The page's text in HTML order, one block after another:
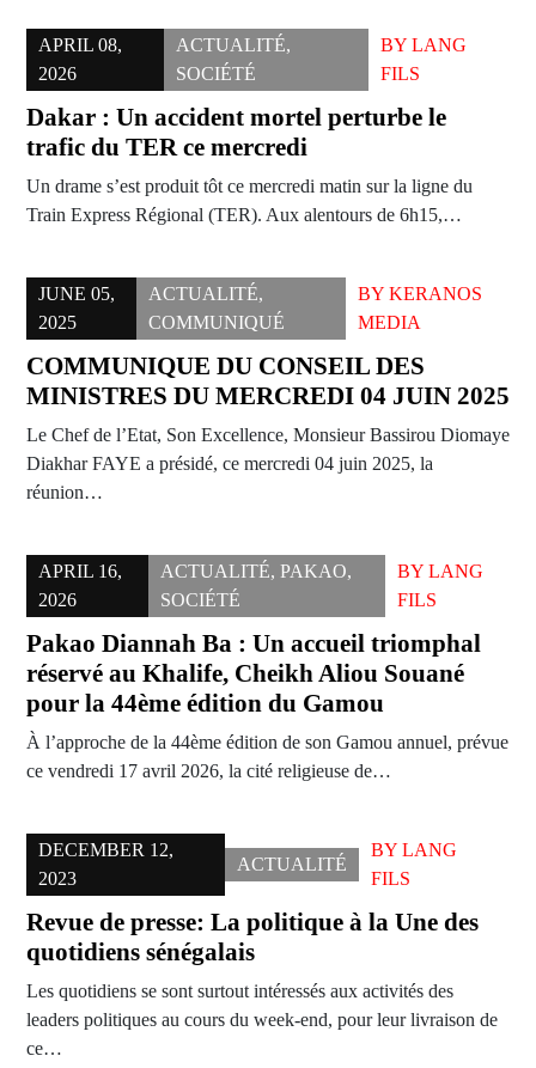
APRIL 08,
2026
ACTUALITÉ,
SOCIÉTÉ
BY LANG
FILS
Dakar : Un accident mortel perturbe le
trafic du TER ce mercredi
Un drame s’est produit tôt ce mercredi matin sur la ligne du
Train Express Régional (TER). Aux alentours de 6h15,…
JUNE 05,
2025
ACTUALITÉ,
COMMUNIQUÉ
BYKERANOS
MEDIA
COMMUNIQUE DU CONSEIL DES
MINISTRES DU MERCREDI 04 JUIN 2025
Le Chef de l’Etat, Son Excellence, Monsieur Bassirou Diomaye
Diakhar FAYE a présidé, ce mercredi 04 juin 2025, la
réunion…
APRIL 16,
2026
ACTUALITÉ, PAKAO,
SOCIÉTÉ
BY LANG
FILS
Pakao Diannah Ba : Un accueil triomphal
réservé au Khalife, Cheikh Aliou Souané
pour la 44ème édition du Gamou
À l’approche de la 44ème édition de son Gamou annuel, prévue
ce vendredi 17 avril 2026, la cité religieuse de…
DECEMBER 12,
2023
ACTUALITÉ
BY LANG
FILS
Revue de presse: La politique à la Une des
quotidiens sénégalais
Les quotidiens se sont surtout intéressés aux activités des
leaders politiques au cours du week-end, pour leur livraison de
ce…